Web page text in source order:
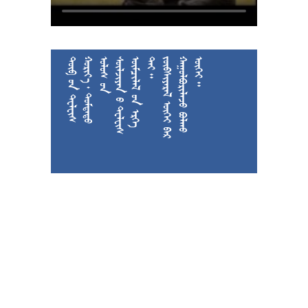

































































  






































 